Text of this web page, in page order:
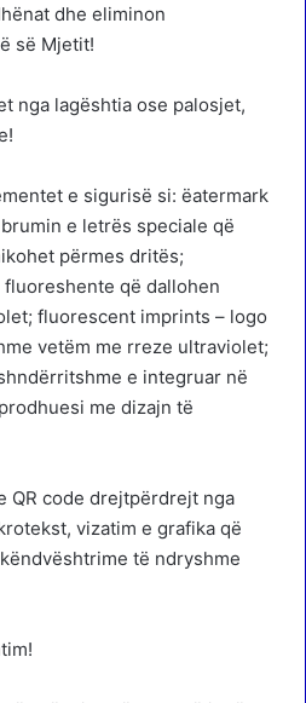
dhe eliminon
së Mjetit!
nga lagështia ose palosjet,
e sigurisë si: ëatermark
e letrës speciale që
përmes dritës;
që dallohen
fluorescent imprints – logo
vetëm me rreze ultraviolet;
e integruar në
me dizajn të
QR code drejtpërdrejt nga
vizatim e grafika që
të ndryshme